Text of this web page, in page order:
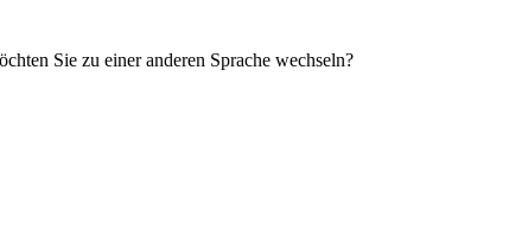
Sie zu einer anderen Sprache wechseln?